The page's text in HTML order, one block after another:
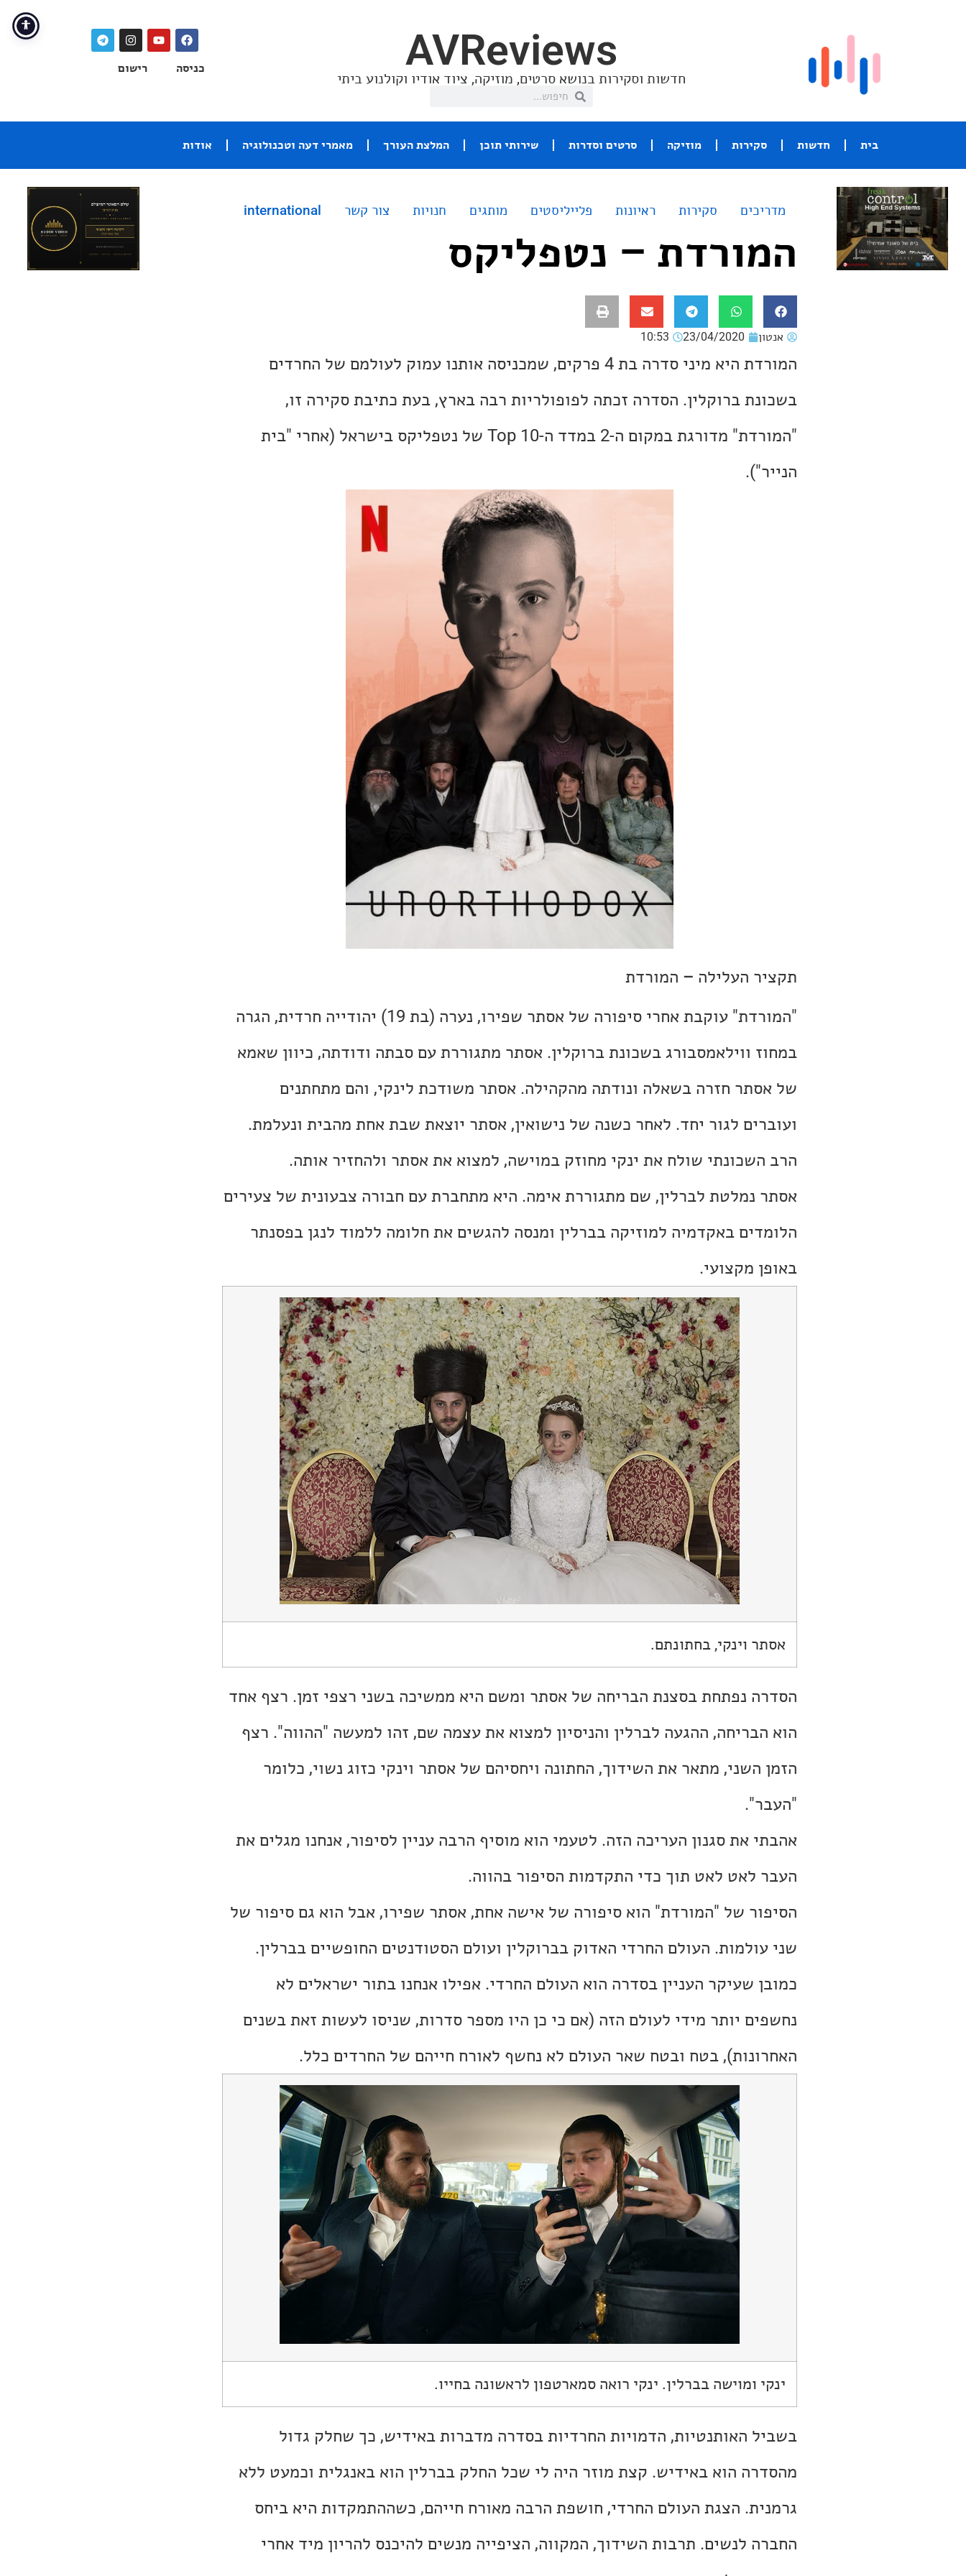
AVReviews
חדשות וסקירות בנושא סרטים, מוזיקה, ציוד אודיו וקולנוע ביתי
כניסה רישום
בית חדשות סקירות מוזיקה סרטים וסדרות שירותי תוכן המלצת העורך מאמרי דעה וטכנולוגיה אודות
מדריכים סקירות ראיונות פלייליסטים מותגים חנויות צור קשר international
המורדת – נטפליקס
אנטון 23/04/2020
10:53
המורדת היא מיני סדרה בת 4 פרקים, שמכניסה אותנו עמוק לעולמם של החרדים
בשכונת ברוקלין. הסדרה זכתה לפופולריות רבה בארץ, בעת כתיבת סקירה זו,
"המורדת" מדורגת במקום ה-2 במדד ה-Top 10 של נטפליקס בישראל (אחרי "בית
הנייר").
תקציר העלילה – המורדת
"המורדת" עוקבת אחרי סיפורה של אסתר שפירו, נערה (בת 19) יהודייה חרדית, הגרה
במחוז ווילאמסבורג בשכונת ברוקלין. אסתר מתגוררת עם סבתה ודודתה, כיוון שאמא
של אסתר חזרה בשאלה ונודתה מהקהילה. אסתר משודכת לינקי, והם מתחתנים
ועוברים לגור יחד. לאחר כשנה של נישואין, אסתר יוצאת שבת אחת מהבית ונעלמת.
הרב השכונתי שולח את ינקי מחוזק במוישה, למצוא את אסתר ולהחזיר אותה.
אסתר נמלטת לברלין, שם מתגוררת אימה. היא מתחברת עם חבורה צבעונית של צעירים
הלומדים באקדמיה למוזיקה בברלין ומנסה להגשים את חלומה ללמוד לנגן בפסנתר
באופן מקצועי.
אסתר וינקי, בחתונתם.
הסדרה נפתחת בסצנת הבריחה של אסתר ומשם היא ממשיכה בשני רצפי זמן. רצף אחד
הוא הבריחה, ההגעה לברלין והניסיון למצוא את עצמה שם, זהו למעשה "ההווה". רצף
הזמן השני, מתאר את השידוך, החתונה ויחסיהם של אסתר וינקי כזוג נשוי, כלומר
"העבר".
אהבתי את סגנון העריכה הזה. לטעמי הוא מוסיף הרבה עניין לסיפור, אנחנו מגלים את
העבר לאט לאט תוך כדי התקדמות הסיפור בהווה.
הסיפור של "המורדת" הוא סיפורה של אישה אחת, אסתר שפירו, אבל הוא גם סיפור של
שני עולמות. העולם החרדי האדוק בברוקלין ועולם הסטודנטים החופשיים בברלין.
כמובן שעיקר העניין בסדרה הוא העולם החרדי. אפילו אנחנו בתור ישראלים לא
נחשפים יותר מידי לעולם הזה (אם כי כן היו מספר סדרות, שניסו לעשות זאת בשנים
האחרונות), בטח ובטח שאר העולם לא נחשף לאורח חייהם של החרדים כלל.
ינקי ומוישה בברלין. ינקי רואה סמארטפון לראשונה בחייו.
בשביל האותנטיות, הדמויות החרדיות בסדרה מדברות באידיש, כך שחלק גדול
מהסדרה הוא באידיש. קצת מוזר היה לי שכל החלק בברלין הוא באנגלית וכמעט ללא
גרמנית. הצגת העולם החרדי, חושפת הרבה מאורח חייהם, כשההתמקדות היא ביחס
החברה לנשים. תרבות השידוך, המקווה, הציפייה מנשים להיכנס להריון מיד אחרי